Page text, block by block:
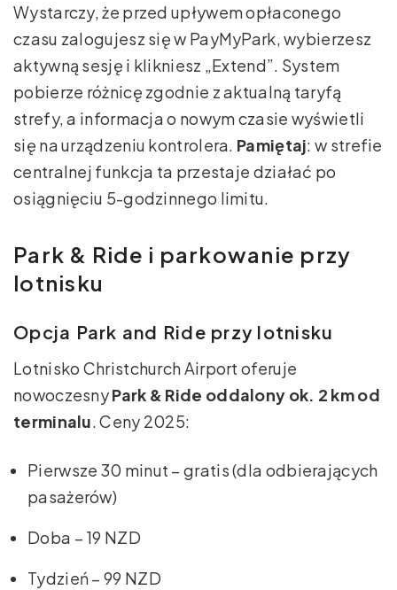
Wystarczy, że przed upływem opłaconego
czasu zalogujesz się w PayMyPark, wybierzesz
aktywną sesję i klikniesz „Extend”. System
pobierze różnicę zgodnie z aktualną taryfą
strefy, a informacja o nowym czasie wyświetli
się na urządzeniu kontrolera. Pamiętaj: w strefie
centralnej funkcja ta przestaje działać po
osiągnięciu 5-godzinnego limitu.
Park & Ride i parkowanie przy
lotnisku
Opcja Park and Ride przy lotnisku
Lotnisko Christchurch Airport oferuje
nowoczesnyPark & Ride oddalony ok. 2 km od
terminalu. Ceny 2025:
Pierwsze 30 minut – gratis (dla odbierających
pasażerów)
Doba – 19 NZD
Tydzień – 99 NZD